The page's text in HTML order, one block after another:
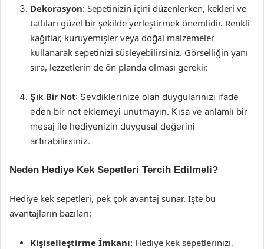
Dekorasyon: Sepetinizin içini düzenlerken, kekleri ve
tatlıları güzel bir şekilde yerleştirmek önemlidir. Renkli
kağıtlar, kuruyemişler veya doğal malzemeler
kullanarak sepetinizi süsleyebilirsiniz. Görselliğin yanı
sıra, lezzetlerin de ön planda olması gerekir.
Şık Bir Not: Sevdiklerinize olan duygularınızı ifade
eden bir not eklemeyi unutmayın. Kısa ve anlamlı bir
mesaj ile hediyenizin duygusal değerini
artırabilirsiniz.
Neden Hediye Kek Sepetleri Tercih Edilmeli?
Hediye kek sepetleri, pek çok avantaj sunar. İşte bu
avantajların bazıları:
Kişiselleştirme İmkanı: Hediye kek sepetlerinizi,